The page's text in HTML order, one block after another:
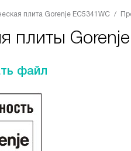
плита Gorenje EC5341WC
плиты
файл